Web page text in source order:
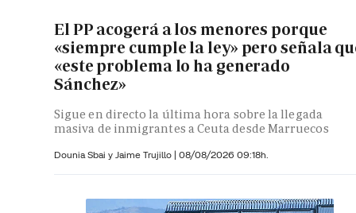
El PP acogerá a los menores porque
«siempre cumple la ley» pero señala
«este problema lo ha generado
Sánchez»
Sigue en directo la última hora sobre la llegada
masiva de inmigrantes a Ceuta desde Marruecos
Dounia Sbai y Jaime Trujillo | 08/08/2026 09:18h.